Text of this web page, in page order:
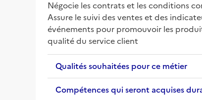
Négocie les contrats et les conditions
Assure le suivi des ventes et des
événements pour promouvoir les
qualité du service client
Qualités souhaitées pour ce métier
Compétences qui seront acquises